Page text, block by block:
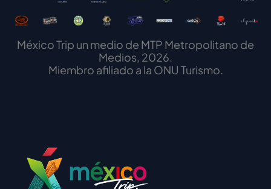
México Trip un medio de MTP Metropolitano de
Medios, 2026.
Miembro afiliado a la ONU Turismo.